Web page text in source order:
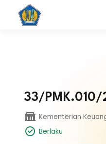
33/PMK.010/
Kementerian
Berlaku